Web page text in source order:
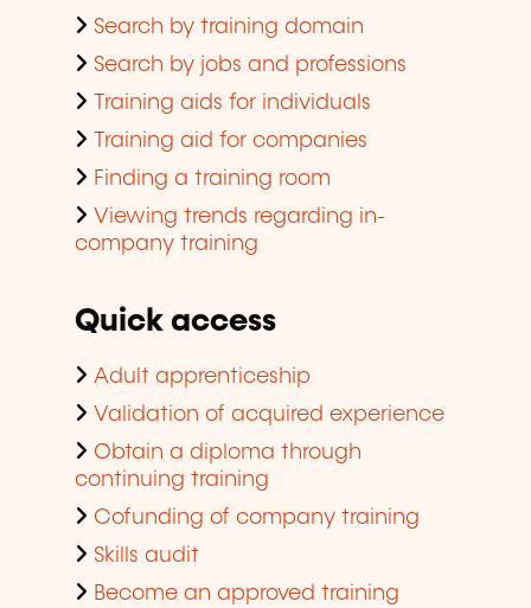
Search by training domain
Search by jobs and professions
Training aids for individuals
Training aid for companies
Finding a training room
Viewing trends regarding in-
company training
Quick access
Adult apprenticeship
Validation of acquired experience
Obtain a diploma through
continuing training
Cofunding of company training
Skills audit
Become an approved training